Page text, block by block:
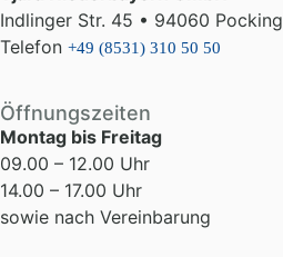
Indlinger Str. 45 • 94060 Pocking
Telefon +49 (8531) 310 50 50
Öffnungszeiten
Montag bis Freitag
09.00 – 12.00 Uhr
14.00 – 17.00 Uhr
sowie nach Vereinbarung